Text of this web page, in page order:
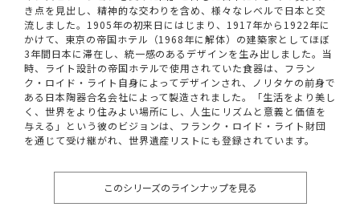
き点を見出し、精神的な交わりを含め、様々なレベルで日本と交
流しました。1905年の初来日にはじまり、1917年から1922年に
かけて、東京の帝国ホテル（1968年に解体）の建築家としてほぼ
3年間日本に滞在し、統一感のあるデザインを生み出しました。当
時、ライト設計の帝国ホテルで使用されていた食器は、フラン
ク・ロイド・ライト自身によってデザインされ、ノリタケの前身で
ある日本陶器合名会社によって製造されました。「生活をより美し
く、世界をより住みよい場所にし、人生にリズムと意義と価値を
与える」という彼のビジョンは、フランク・ロイド・ライト財団
を通じて受け継がれ、世界遺産リストにも登録されています。
このシリーズのラインナップを見る